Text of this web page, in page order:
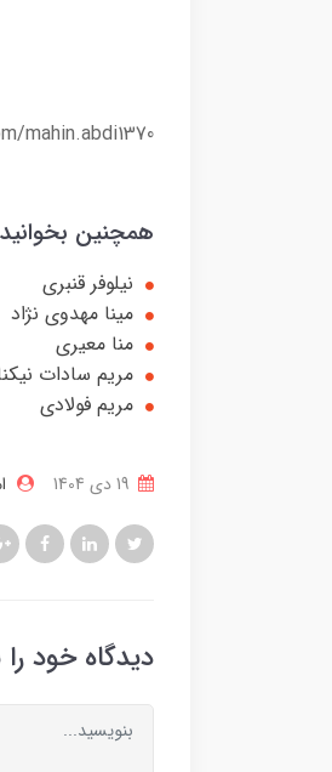
mahin.abdi1370
همچنین
نیلوفر قنبری
مینا مهدوی نژاد
منا معیری
مریم سادات
مریم فولادی
دیدگاه خود